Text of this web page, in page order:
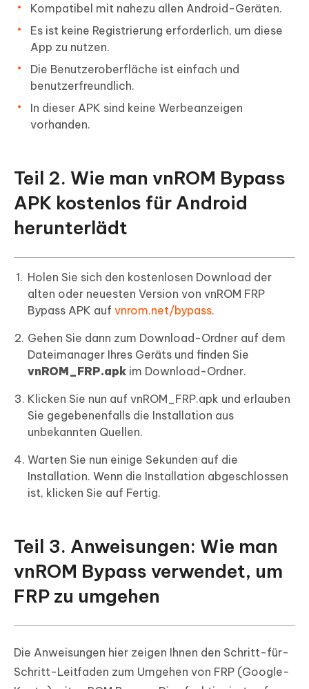
Kompatibel mit nahezu allen Android-Geräten.
Es ist keine Registrierung erforderlich, um diese
App zu nutzen.
Die Benutzeroberfläche ist einfach und
benutzerfreundlich.
In dieser APK sind keine Werbeanzeigen
vorhanden.
Teil 2. Wie man vnROM Bypass
APK kostenlos für Android
herunterlädt
Holen Sie sich den kostenlosen Download der
alten oder neuesten Version von vnROM FRP
Bypass APK auf vnrom.net/bypass.
Gehen Sie dann zum Download-Ordner auf dem
Dateimanager Ihres Geräts und finden Sie
vnROM_FRP.apk im Download-Ordner.
Klicken Sie nun auf vnROM_FRP.apk und erlauben
Sie gegebenenfalls die Installation aus
unbekannten Quellen.
Warten Sie nun einige Sekunden auf die
Installation. Wenn die Installation abgeschlossen
ist, klicken Sie auf Fertig.
Teil 3. Anweisungen: Wie man
vnROM Bypass verwendet, um
FRP zu umgehen
Die Anweisungen hier zeigen Ihnen den Schritt-für-
Schritt-Leitfaden zum Umgehen von FRP (Google-